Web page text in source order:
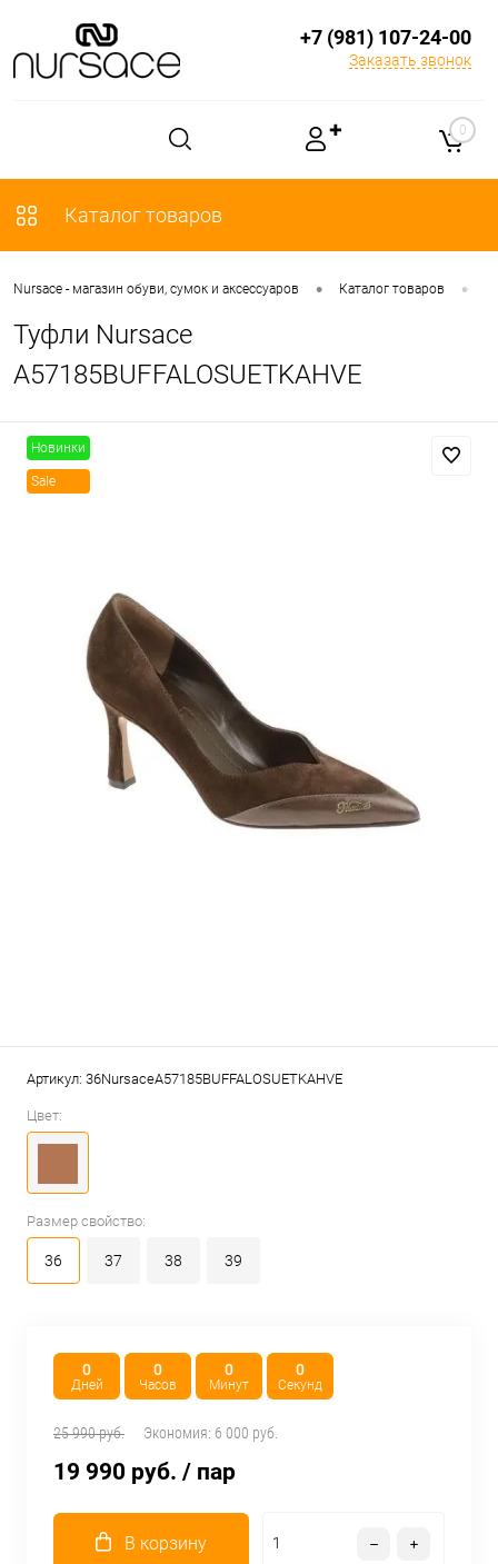
+7 (981) 107-24-00
Заказать звонок
✚ 0
Каталог товаров
Nursace - магазин обуви, сумок и аксессуаров • Каталог товаров •
Туфли Nursace
A57185BUFFALOSUETKAHVE
Новинки
Sale
Артикул: 36NursaceA57185BUFFALOSUETKAHVE
Цвет:
Размер свойство:
36 37 38 39
0
Дней
0
Часов
0
Минут
0
Секунд
25 990 руб. Экономия: 6 000 руб.
19 990 руб. / пар
В корзину